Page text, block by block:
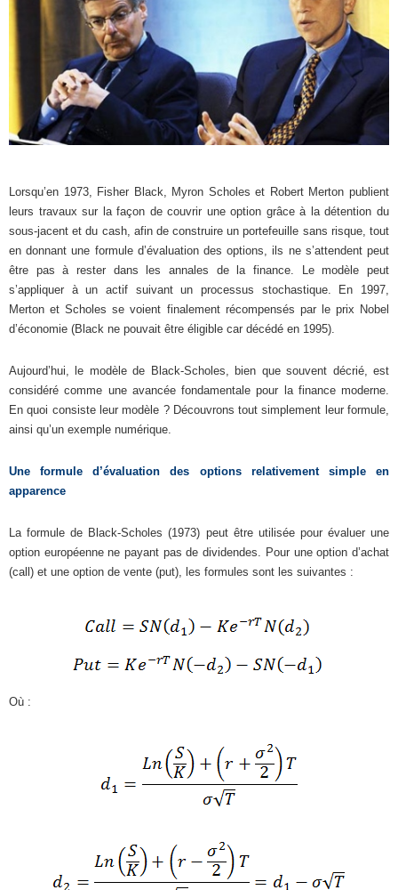
Lorsqu’en 1973, Fisher Black, Myron Scholes et Robert Merton publient
leurs travaux sur la façon de couvrir une option grâce à la détention du
sous-jacent et du cash, afin de construire un portefeuille sans risque, tout
en donnant une formule d’évaluation des options, ils ne s’attendent peut
être pas à rester dans les annales de la finance. Le modèle peut
s’appliquer à un actif suivant un processus stochastique. En 1997,
Merton et Scholes se voient finalement récompensés par le prix Nobel
d’économie (Black ne pouvait être éligible car décédé en 1995).
Aujourd’hui, le modèle de Black-Scholes, bien que souvent décrié, est
considéré comme une avancée fondamentale pour la finance moderne.
En quoi consiste leur modèle ? Découvrons tout simplement leur formule,
ainsi qu’un exemple numérique.
Une formule d’évaluation des options relativement simple en
apparence
La formule de Black-Scholes (1973) peut être utilisée pour évaluer une
option européenne ne payant pas de dividendes. Pour une option d’achat
(call) et une option de vente (put), les formules sont les suivantes :
Où :